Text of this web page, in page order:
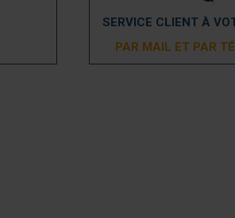
SERVICE CLIENT À
PAR MAIL ET PAR